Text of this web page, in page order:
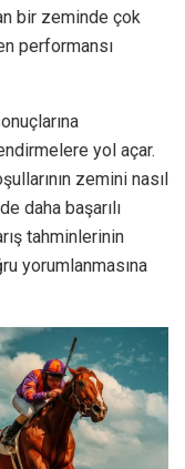
bir zeminde çok
performansı
yol açar.
zemini nasıl
daha başarılı
tahminlerinin
yorumlanmasına